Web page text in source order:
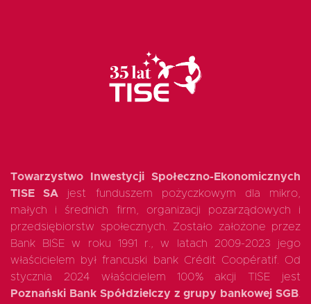
Towarzystwo Inwestycji Społeczno-Ekonomicznych
TISE SA jest funduszem pożyczkowym dla mikro,
małych i średnich firm, organizacji pozarządowych i
przedsiębiorstw społecznych. Zostało założone przez
Bank BISE w roku 1991 r., w latach 2009-2023 jego
właścicielem był francuski bank Crédit Coopératif. Od
stycznia 2024 właścicielem 100% akcji TISE jest
Poznański Bank Spółdzielczy z grupy bankowej SGB.